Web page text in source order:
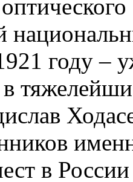
году –
в